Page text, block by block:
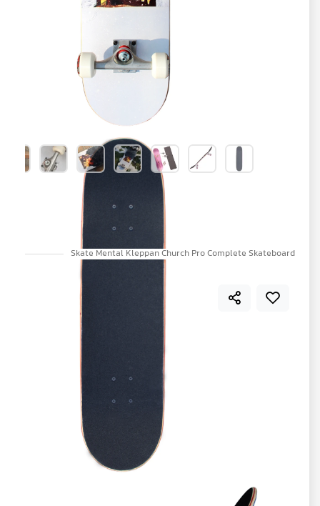
اسکیت‌برد کامل حرفه‌ای طرح Skate Mental
Skate Mental Kleppan Church Pro Complete Skateboard
اسکیت‌برد کامل حرفه‌ای، سرهم شده و آماده استفاده؛
شامل تخته برند Skate Mental هفت لایه ساخته شده از چوب
Spitfire و بلبرینگ‌های ILQ-11 و پیچ و مهره‌ی آلن. مناسب
برای سطح مبتدی تا حرفه‌ای، و ایده‌آل برای اسکیت به سبک
این بسته فقط شامل اسکیت‌برد است
اسکیت‌برد